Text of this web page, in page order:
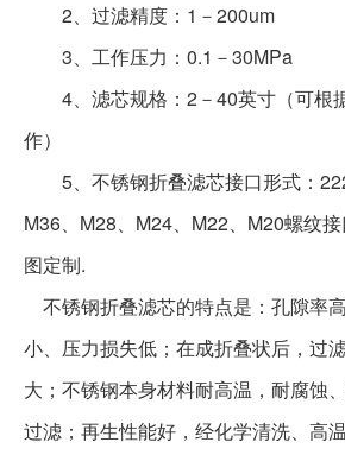
2、过滤精度： 1 －200um
3、工作压力： 0.1 －30MPa
4、滤芯规格： 2－40英寸（可根
作）
5、 不锈钢折叠滤芯接口形式：
M36、 M28、 M24、 M22、 M20螺纹
图定制.
不锈钢折叠滤芯的特点是：孔隙率
小、压力损失低；在成折叠状后，过
大；不锈钢本身材料耐高温，耐腐蚀
过滤；再生性能好，经化学清洗、高